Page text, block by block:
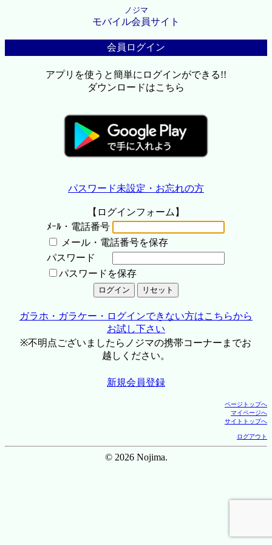
ノジマ
モバイル会員サイト
会員ログイン
アプリを使うと簡単にログインができる!!
ダウンロードはこちら
パスワード未設定・お忘れの方
【ログインフォーム】
ﾒｰﾙ・電話番号
メール・電話番号を保存
パスワード
パスワードを保存
ガラホ・ガラケー・ログインできない方はこちらから
お試し下さい
※不明点ございましたらノジマの携帯コーナーまでお
越しください。
新規会員登録
ページトップへ
マイページへ
サイトトップへ
ログアウト
© 2026 Nojima.